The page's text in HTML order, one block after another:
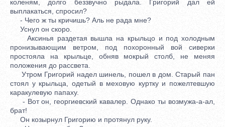
коленям, долго беззвучно рыдала. Григорий дал ей
выплакаться, спросил?
- Чего ж ты кричишь? Аль не рада мне?
Уснул он скоро.
Аксинья раздетая вышла на крыльцо и под холодным
пронизывающим ветром, под похоронный вой сиверки
простояла на крыльце, обняв мокрый столб, не меняя
положения до рассвета.
Утром Григорий надел шинель, пошел в дом. Старый пан
стоял у крыльца, одетый в меховую куртку и пожелтевшую
каракулевую папаху.
- Вот он, георгиевский кавалер. Однако ты возмужа-а-ал,
брат!
Он козырнул Григорию и протянул руку.